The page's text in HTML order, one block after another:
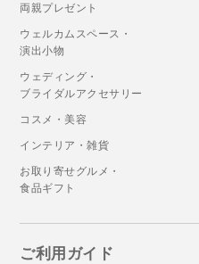
両親プレゼント
ウェルカムスペース・
演出小物
ウェディング・
ブライダルアクセサリー
コスメ・美容
インテリア・雑貨
お取り寄せグルメ・
食品ギフト
ご利用ガイド